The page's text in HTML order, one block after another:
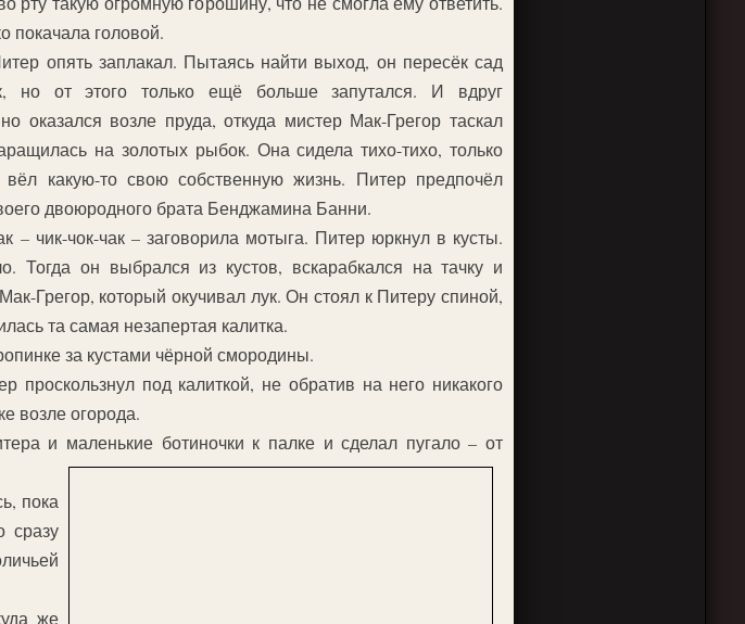
покачала головой.
опять заплакал. Пытаясь найти выход, он пересёк сад
но от этого только ещё больше запутался. И вдруг
оказался возле пруда, откуда мистер Мак-Грегор таскал
на золотых рыбок. Она сидела тихо-тихо, только
какую-то свою собственную жизнь. Питер предпочёл
двоюродного брата Бенджамина Банни.
чик-чок-чак – заговорила мотыга. Питер юркнул в кусты.
Тогда он выбрался из кустов, вскарабкался на тачку и
Грегор, который окучивал лук. Он стоял к Питеру спиной,
та самая незапертая калитка.
за кустами чёрной смородины.
проскользнул под калиткой, не обратив на него никакого
возле огорода.
и маленькие ботиночки к палке и сделал пугало – от
пока
сразу
же